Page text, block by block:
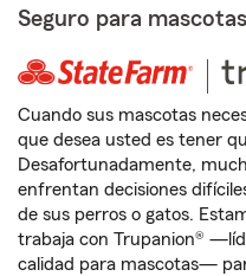
Seguro para mascotas
Cuando sus mascotas
que desea usted es tener
Desafortunadamente,
enfrentan decisiones
de sus perros o gatos.
trabaja con Trupanion®
calidad para mascotas—